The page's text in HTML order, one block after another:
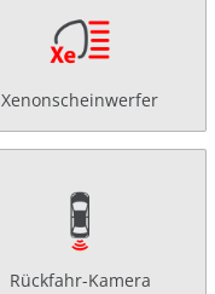
Xenonscheinwerfer
Rückfahr-Kamera